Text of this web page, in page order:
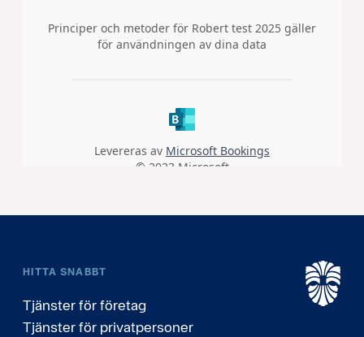
HITTA SNABBT
Tjänster för företag
Tjänster för privatpersoner